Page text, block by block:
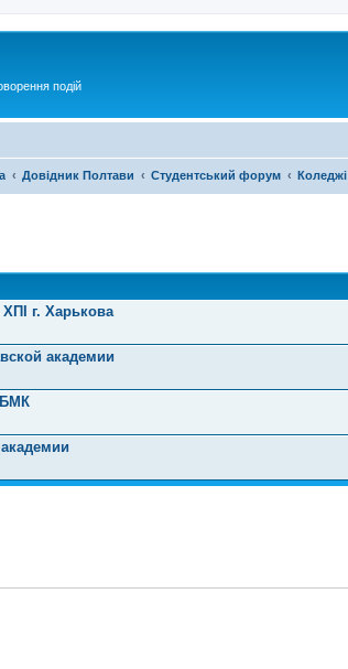
подій
Довідник Полтави Студентський форум Коледжі
г. Харькова
академии